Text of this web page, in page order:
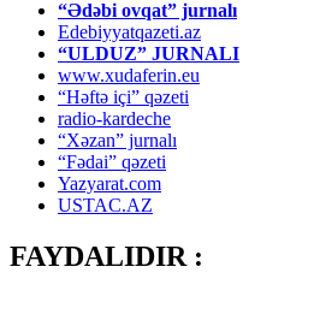
“Ədəbi ovqat” jurnalı
Edebiyyatqazeti.az
“ULDUZ” JURNALI
www.xudaferin.eu
“Həftə içi” qəzeti
radio-kardeche
“Xəzan” jurnalı
“Fədai” qəzeti
Yazyarat.com
USTAC.AZ
FAYDALIDIR :